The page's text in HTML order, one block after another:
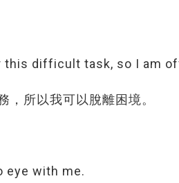
this difficult task, so I am
，所以我可以脫離困境。
eye with me.